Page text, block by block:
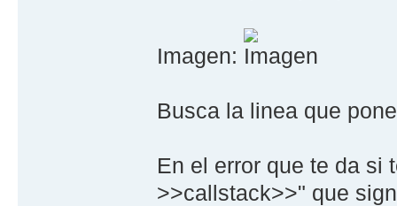
Imagen:
Busca la linea que
En el error que te da si
>>callstack>>" que